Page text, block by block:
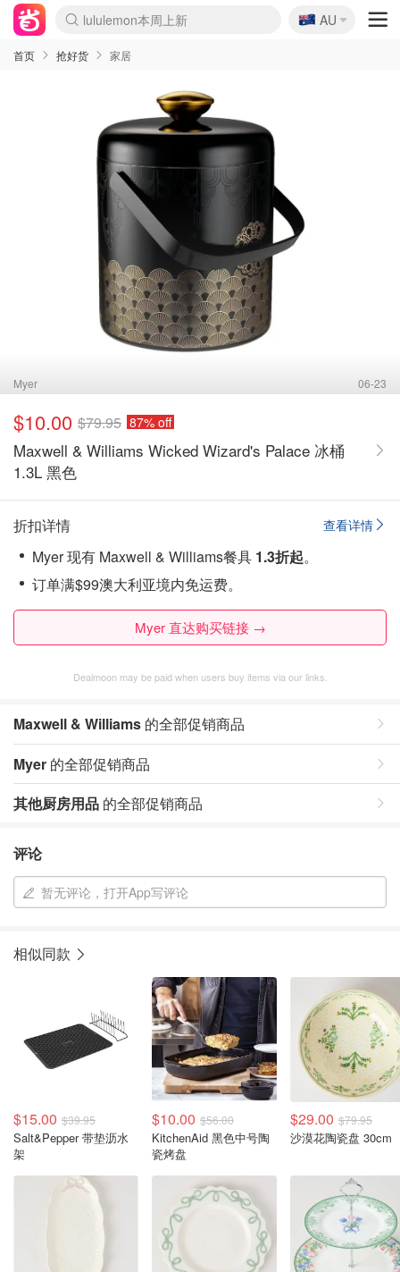
lululemon本周上新
SSENSE年中3折
FreshBeauty好价汇总
Cettire降价+叠9折
Farfetch折上8折
WWS Coles超市实拍
viagogo二手票捡漏
Myer清仓1折起
The Outnet奢牌1折起
David Jones 3折起
Flannels大牌1折
Perfumes Club护肤1折
AMIRO返校季6.2折
Oweek抽奖送Airpods
Amazon折扣汇总
eToro入金$200送$50
Amazon数码好物
ICONIC本周7.5折
ThedoubleF高奢地板价
Moose Knuckles 6折
丝芙兰5折起
EUFY官网3.7折起
Selenichast首饰2折
Trip机票酒店促销
YSL送5件彩妆礼
Amazon家居好物
BIGBANG巡演开票
David Jones时尚3折
Amazon美妆护肤
雅漾大喷$8
过敏原检测盒$33
伊索独家赠50ml沐浴露
科颜氏送高保湿面霜
SEALIFE海洋馆门票6折
丝塔芙大白罐$16
订阅Newsletter送香薰
Cult Beauty 6.8折
Harrods圣诞日历2.3折
LN-CC奢牌私促3折
d'Alba空姐喷雾$16
EVE LOM套装逆天2折
Bernardelli独家4折
Adore Beauty 6折起
CT圣诞日历
Mytheresa奢品2.7折
🇦🇺
AU
首页 抢好货 家居
Myer 06-23
$10.00 $79.95 87% off
Maxwell & Williams Wicked Wizard's Palace 冰桶
1.3L 黑色
查看详情
折扣详情
Myer 现有 Maxwell & Williams餐具 1.3折起。
订单满$99澳大利亚境内免运费。
Myer 直达购买链接 →
Dealmoon may be paid when users buy items via our links.
Maxwell & Williams 的全部促销商品
Myer 的全部促销商品
其他厨房用品 的全部促销商品
评论
暂无评论，打开App写评论
相似同款
$15.00 $39.95
Salt&Pepper 带垫沥水
架
$10.00 $56.00
KitchenAid 黑色中号陶
瓷烤盘
$29.00 $79.95
沙漠花陶瓷盘 30cm